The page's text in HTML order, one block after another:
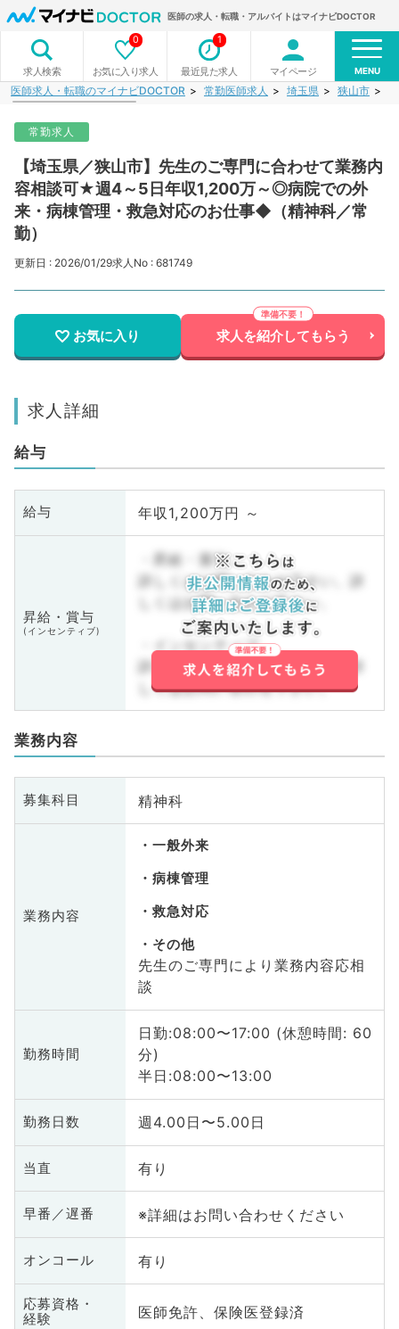
医師の求人・転職・アルバイトはマイナビDOCTOR
求人検索 お気に入り求人
0
最近見た求人
1
マイページ MENU
医師求人・転職のマイナビDOCTOR 常勤医師求人 埼玉県 狭山市
常勤求人
【埼玉県／狭山市】先生のご専門に合わせて業務内
容相談可★週4～5日年収1,200万～◎病院での外
来・病棟管理・救急対応のお仕事◆（精神科／常
勤）
更新日 : 2026/01/29求人No : 681749
お気に入り 求人を紹介してもらう
求人詳細
給与
給与 年収1,200万円 ～
昇給・賞与
(インセンティブ)
・昇給・賞与
詳しくはお問い合わせ下さい。詳
しくはお問い合わせ下さい。
・インセンティブ
詳しくはお問い合わせ下さい。詳
しくはお問い合わせ下さい。
業務内容
募集科目 精神科
業務内容
一般外来
病棟管理
救急対応
その他
先生のご専門により業務内容応相
談
勤務時間
日勤:08:00〜17:00 (休憩時間: 60
分)
半日:08:00〜13:00
勤務日数 週4.00日〜5.00日
当直 有り
早番／遅番 ※詳細はお問い合わせください
オンコール 有り
応募資格・
経験
医師免許、保険医登録済